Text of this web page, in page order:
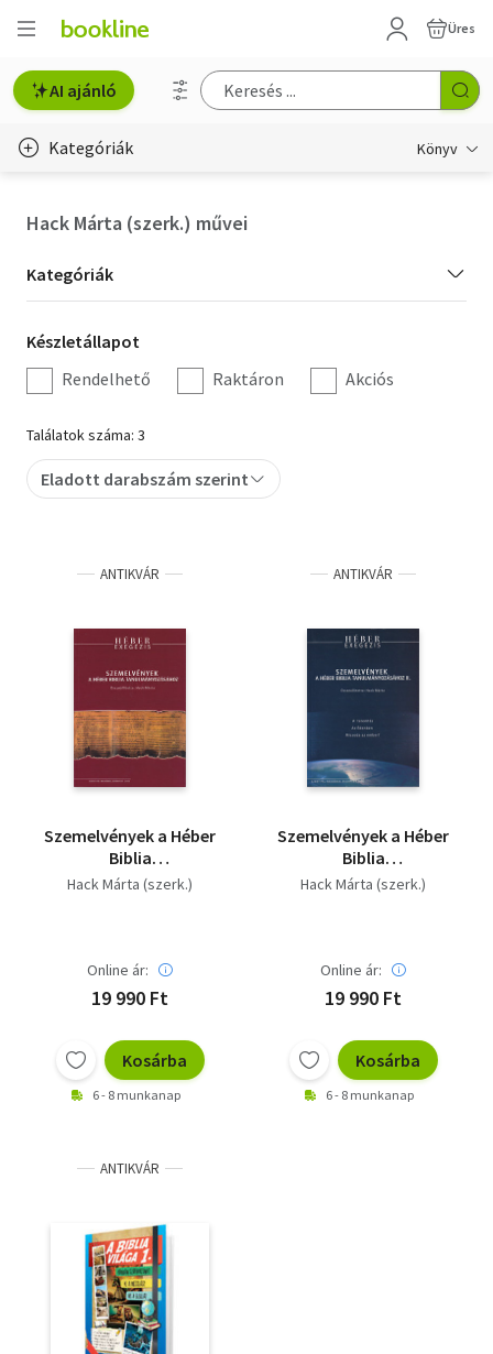
Üres
AI ajánló
Kategóriák Könyv
Hobbi, szabadidő
Irodalom
Művészet
Szakkönyv
Tankönyv, segédkönyv
Társadalomtudomány
Természettudomány
Történelem
Hack Márta (szerk.) művei
Kategória
szűrés
Kategóriák
Készletállapot
szűrés
Készletállapot
Rendelhető
Raktáron Akciós
Találatok száma: 3
Eladott darabszám szerint
ANTIKVÁR
Szemelvények a Héber
Biblia
tanulmányozásához I.
Hack Márta (szerk.)
Online ár:
19 990 Ft
Kosárba
6 - 8 munkanap
ANTIKVÁR
Szemelvények a Héber
Biblia
tanulmányozásához
Hack Márta (szerk.)
Online ár:
19 990 Ft
Kosárba
6 - 8 munkanap
ANTIKVÁR